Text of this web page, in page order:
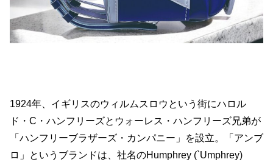
1924年、イギリスのウィルムスロウという街にハロル
ド・C・ハンフリーズとウォーレス・ハンフリーズ兄弟が
「ハンフリーブラザーズ・カンパニー」を設立。「アンブ
ロ」というブランドは、社名のHumphrey (`Umphrey)